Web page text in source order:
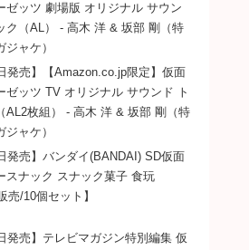
ゼッツ 劇場版 オリジナル サウン
ク（AL） - 高木 洋 & 坂部 剛（特
ジャケ）
発売】【Amazon.co.jp限定】仮面
ゼッツ TV オリジナル サウンド ト
AL2枚組） - 高木 洋 & 坂部 剛（特
ジャケ）
発売】バンダイ(BANDAI) SD仮面
スナック スナック菓子 食玩
売/10個セット】
発売】テレビマガジン特別編集 仮